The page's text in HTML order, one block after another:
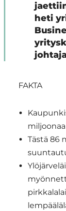
heti
FAKTA
Tästä 86